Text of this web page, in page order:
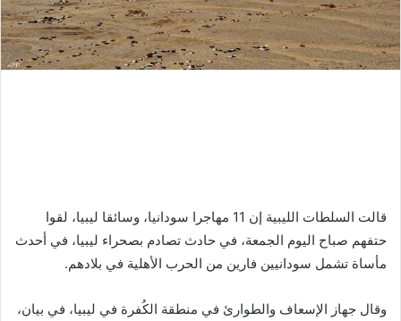
قالت السلطات الليبية إن 11 مهاجرا سودانيا، وسائقا ليبيا، لقوا
حتفهم صباح اليوم الجمعة، في حادث تصادم بصحراء ليبيا، في أحدث
مأساة تشمل سودانيين فارين من الحرب الأهلية في بلادهم.
وقال جهاز الإسعاف والطوارئ في منطقة الكُفرة في ليبيا، في بيان،